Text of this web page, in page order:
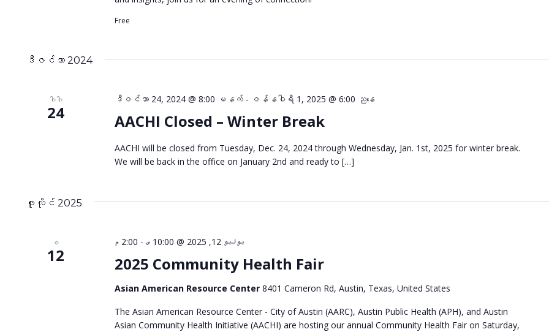
Free
ဒီဇင်ဘာ 2024
ဂါဂါ
24 AACHI Closed – Winter Break
ဒီဇင်ဘာ 24, 2024 @ 8:00 မနက် - ဇန်နဝါရီ 1, 2025 @ 6:00 ညနေ
AACHI will be closed from Tuesday, Dec. 24, 2024 through Wednesday, Jan. 1st, 2025 for winter break.
We will be back in the office on January 2nd and ready to […]
ဇူလိုင် 2025
စ
12 2025 Community Health Fair
يوليو 12, 2025 @ 10:00 ص - 2:00 م
Asian American Resource Center8401 Cameron Rd, Austin, Texas, United States
The Asian American Resource Center - City of Austin (AARC), Austin Public Health (APH), and Austin
Asian Community Health Initiative (AACHI) are hosting our annual Community Health Fair on Saturday,